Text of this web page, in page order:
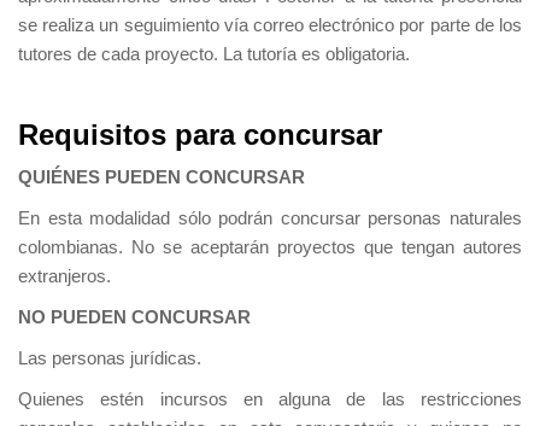
se realiza un seguimiento vía correo electrónico por parte de los
tutores de cada proyecto. La tutoría es obligatoria.
Requisitos para concursar
QUIÉNES PUEDEN CONCURSAR
En esta modalidad sólo podrán concursar personas naturales
colombianas. No se aceptarán proyectos que tengan autores
extranjeros.
NO PUEDEN CONCURSAR
Las personas jurídicas.
Quienes estén incursos en alguna de las restricciones